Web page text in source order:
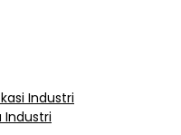
Industri
Industri